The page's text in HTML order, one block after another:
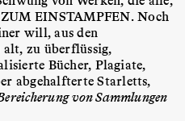
EINSTAMPFEN. Noch
will, aus den
zu überflüssig,
Bücher, Plagiate,
abgehalfterte Starletts,
von Sammlungen